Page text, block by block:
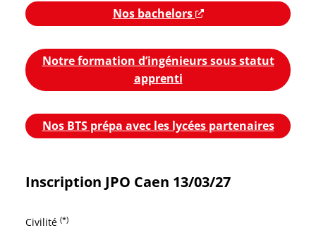
Nos bachelors Nouvelle fenêtre
Notre formation d’ingénieurs sous statut
apprenti
Nos BTS prépa avec les lycées partenaires
Inscription JPO Caen 13/03/27
Civilité(*)